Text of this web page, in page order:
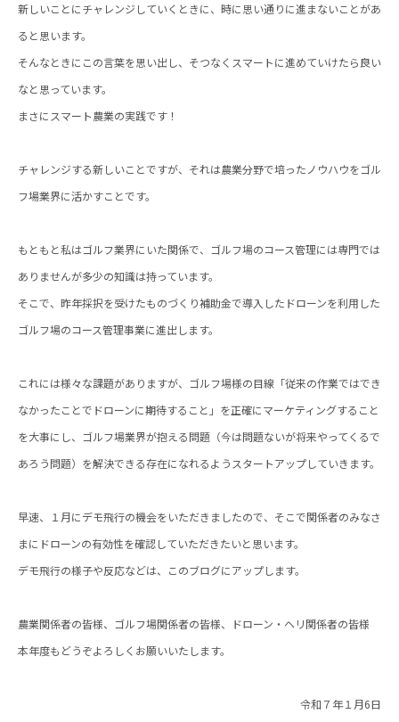
新しいことにチャレンジしていくときに、時に思い通りに進まないことがあ
ると思います。
そんなときにこの言葉を思い出し、そつなくスマートに進めていけたら良い
なと思っています。
まさにスマート農業の実践です！
チャレンジする新しいことですが、それは農業分野で培ったノウハウをゴル
フ場業界に活かすことです。
もともと私はゴルフ業界にいた関係で、ゴルフ場のコース管理には専門では
ありませんが多少の知識は持っています。
そこで、昨年採択を受けたものづくり補助金で導入したドローンを利用した
ゴルフ場のコース管理事業に進出します。
これには様々な課題がありますが、ゴルフ場様の目線「従来の作業ではでき
なかったことでドローンに期待すること」を正確にマーケティングすること
を大事にし、ゴルフ場業界が抱える問題（今は問題ないが将来やってくるで
あろう問題）を解決できる存在になれるようスタートアップしていきます。
早速、１月にデモ飛行の機会をいただきましたので、そこで関係者のみなさ
まにドローンの有効性を確認していただきたいと思います。
デモ飛行の様子や反応などは、このブログにアップします。
農業関係者の皆様、ゴルフ場関係者の皆様、ドローン・ヘリ関係者の皆様
本年度もどうぞよろしくお願いいたします。
令和７年１月6日